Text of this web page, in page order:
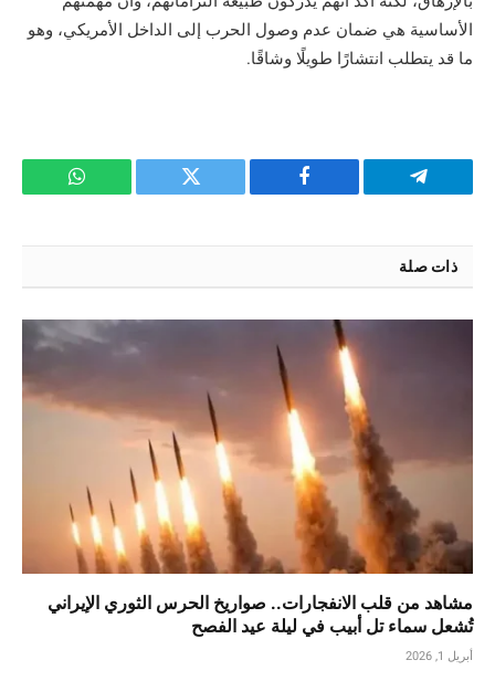
الأساسية هي ضمان عدم وصول الحرب إلى الداخل الأمريكي، وهو
ما قد يتطلب انتشارًا طويلًا وشاقًا.
تيلقرام فيسبوك تويتر واتساب
ذات صلة
مشاهد من قلب الانفجارات.. صواريخ الحرس الثوري الإيراني
تُشعل سماء تل أبيب في ليلة عيد الفصح
أبريل 1, 2026